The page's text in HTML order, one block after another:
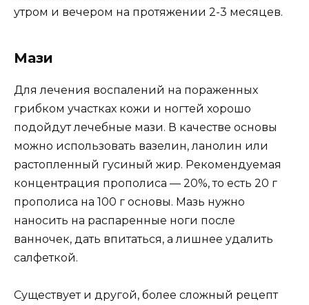
утром и вечером на протяжении 2-3 месяцев.
Мази
Для лечения воспалений на пораженных
грибком участках кожи и ногтей хорошо
подойдут лечебные мази. В качестве основы
можно использовать вазелин, ланолин или
растопленный гусиный жир. Рекомендуемая
концентрация прополиса — 20%, то есть 20 г
прополиса на 100 г основы. Мазь нужно
наносить на распаренные ноги после
ванночек, дать впитаться, а лишнее удалить
салфеткой.
Существует и другой, более сложный рецепт